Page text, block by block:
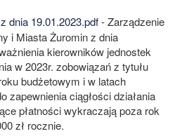
dnia 19.01.2023.pdf- Zarządzenie
i Miasta Żuromin z dnia
kierowników jednostek
w 2023r. zobowiązań z tytułu
budżetowym i w latach
zapewnienia ciągłości działania
płatności wykraczają poza rok
zł rocznie.